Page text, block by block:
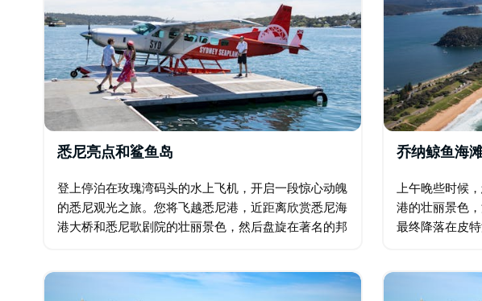
悉尼亮点和鲨鱼岛
登上停泊在玫瑰湾码头的水上飞机，开启一段惊心动魄
的悉尼观光之旅。您将飞越悉尼港，近距离欣赏悉尼海
港大桥和悉尼歌剧院的壮丽景色，然后盘旋在著名的邦
乔纳鲸鱼海
上午晚些时候
港的壮丽景色
最终降落在皮